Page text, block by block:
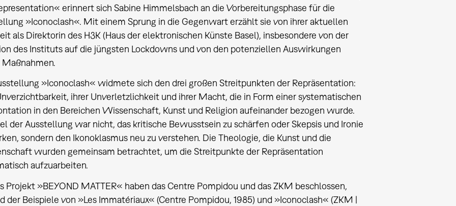
erinnert sich Sabine Himmelsbach an die Vorbereitungsphase für die
»Iconoclash«. Mit einem Sprung in die Gegenwart erzählt sie von ihrer aktuellen
als Direktorin des H3K (Haus der elektronischen Künste Basel), insbesondere von der
des Instituts auf die jüngsten Lockdowns und von den potenziellen Auswirkungen
Maßnahmen.
»Iconoclash« widmete sich den drei großen Streitpunkten der Repräsentation:
ihrer Unverletzlichkeit und ihrer Macht, die in Form einer systematischen
in den Bereichen Wissenschaft, Kunst und Religion aufeinander bezogen wurde.
der Ausstellung war nicht, das kritische Bewusstsein zu schärfen oder Skepsis und Ironie
sondern den Ikonoklasmus neu zu verstehen. Die Theologie, die Kunst und die
wurden gemeinsam betrachtet, um die Streitpunkte der Repräsentation
aufzuarbeiten.
Projekt »BEYOND MATTER« haben das Centre Pompidou und das ZKM beschlossen,
der Beispiele von »Les Immatériaux« (Centre Pompidou, 1985) und »Iconoclash« (ZKM |